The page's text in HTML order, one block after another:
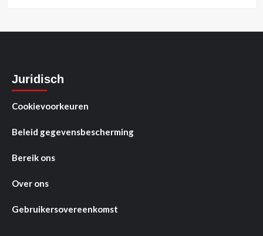
Juridisch
Cookievoorkeuren
Beleid gegevensbescherming
Bereik ons
Over ons
Gebruikersovereenkomst